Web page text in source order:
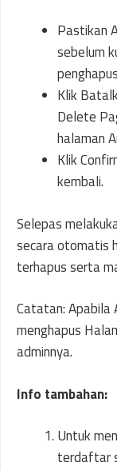
Pastikan
sebelum
Klik
Delete
halaman
Klik
kembali.
Selepas
secara otomatis
terhapus serta
Catatan: Apabila
menghapus
adminnya.
Info tambahan:
Untuk
terdaftar